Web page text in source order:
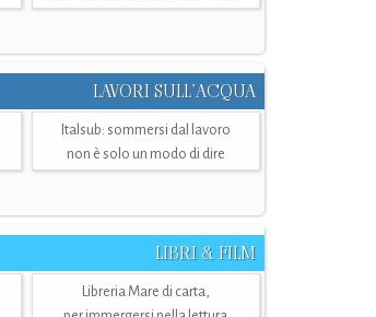
LAVORI SULL’ACQUA
Italsub: sommersi dal lavoro
non è solo un modo di dire
LIBRI & FILM
Libreria Mare di carta,